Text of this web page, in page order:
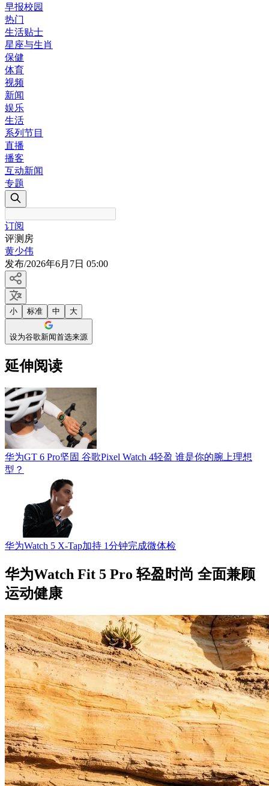
早报校园
热门
生活贴士
星座与生肖
保健
体育
视频
新闻
娱乐
生活
系列节目
直播
播客
互动新闻
专题
订阅
评测房
黄少伟
发布/2026年6月7日 05:00
小 标准 中 大
设为谷歌新闻首选来源
延伸阅读
华为GT 6 Pro坚固 谷歌Pixel Watch 4轻盈 谁是你的腕上理想
型？
华为Watch 5 X-Tap加持 1分钟完成微体检
华为Watch Fit 5 Pro 轻盈时尚 全面兼顾
运动健康